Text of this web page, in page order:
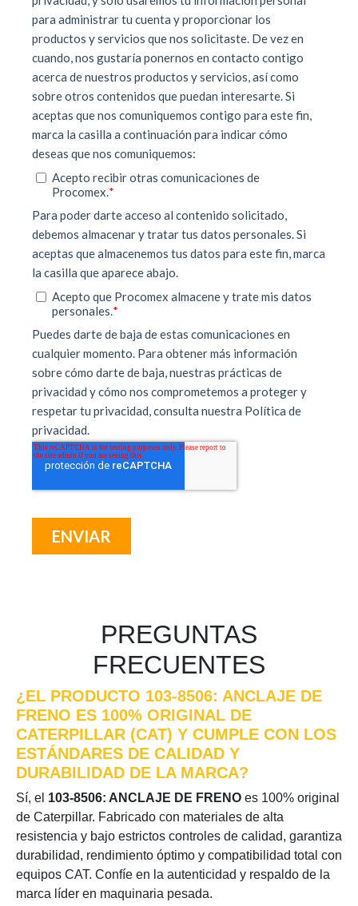
PREGUNTAS
FRECUENTES
¿EL PRODUCTO 103-8506: ANCLAJE DE
FRENO ES 100% ORIGINAL DE
CATERPILLAR (CAT) Y CUMPLE CON LOS
ESTÁNDARES DE CALIDAD Y
DURABILIDAD DE LA MARCA?
Sí, el 103-8506: ANCLAJE DE FRENO es 100% original
de Caterpillar. Fabricado con materiales de alta
resistencia y bajo estrictos controles de calidad, garantiza
durabilidad, rendimiento óptimo y compatibilidad total con
equipos CAT. Confíe en la autenticidad y respaldo de la
marca líder en maquinaria pesada.